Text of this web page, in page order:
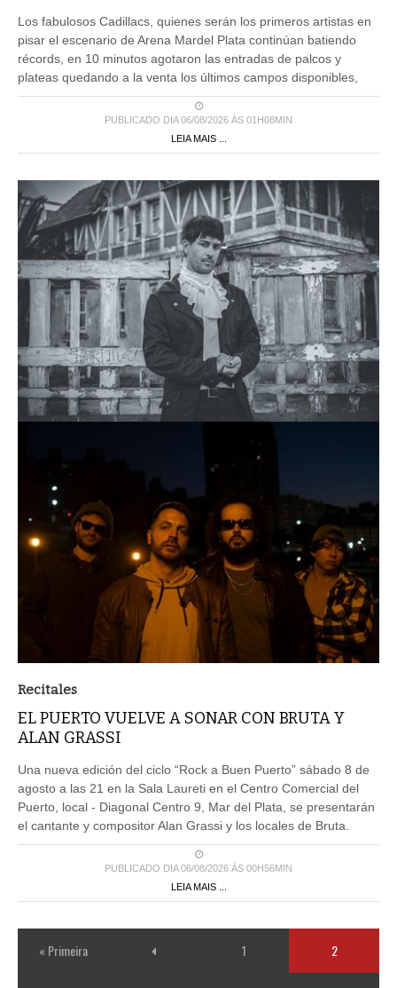
Los fabulosos Cadillacs, quienes serán los primeros artistas en
pisar el escenario de Arena Mardel Plata continúan batiendo
récords, en 10 minutos agotaron las entradas de palcos y
plateas quedando a la venta los últimos campos disponibles,
PUBLICADO DIA 06/08/2026 ÀS 01H08MIN
LEIA MAIS ...
Recitales
EL PUERTO VUELVE A SONAR CON BRUTA Y
ALAN GRASSI
Una nueva edición del ciclo “Rock a Buen Puerto” sábado 8 de
agosto a las 21 en la Sala Laureti en el Centro Comercial del
Puerto, local - Diagonal Centro 9, Mar del Plata, se presentarán
el cantante y compositor Alan Grassi y los locales de Bruta.
PUBLICADO DIA 06/08/2026 ÀS 00H56MIN
LEIA MAIS ...
« Primeira 1 2